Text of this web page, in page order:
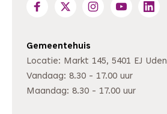
Gemeentehuis
Locatie: Markt 145, 5401 EJ Uden
Vandaag: 8.30 - 17.00 uur
Maandag: 8.30 - 17.00 uur